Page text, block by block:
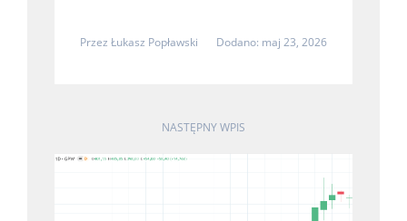
Przez Łukasz Popławski Dodano: maj 23, 2026
NASTĘPNY WPIS